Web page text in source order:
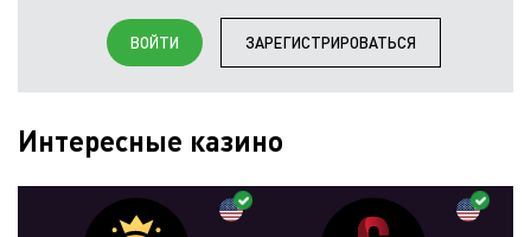
ВОЙТИ ЗАРЕГИСТРИРОВАТЬСЯ
Интересные казино